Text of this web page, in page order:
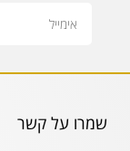
שמרו על קשר